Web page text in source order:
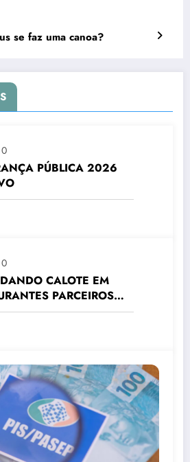
se faz uma canoa?
0
PÚBLICA 2026
0
CALOTE EM
PARCEIROS